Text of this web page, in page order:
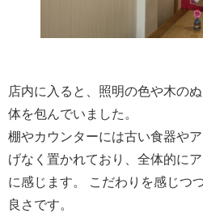
店内に入ると、照明の色や木の
体を包んでいました。
棚やカウンターには古い食器や
げなく置かれており、全体的に
に感じます。 こだわりを感じつ
良さです。